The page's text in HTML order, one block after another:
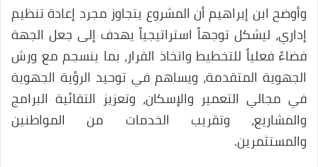
وأوضح ابن إبراهيم أن المشروع يتجاوز مجرد إعادة تنظيم
إداري، ليشكل توجهاً استراتيجياً يهدف إلى جعل الجهة
فضاءً فعلياً للتخطيط واتخاذ القرار، بما ينسجم مع ورش
الجهوية المتقدمة، ويساهم في توحيد الرؤية الجهوية
في مجالي التعمير والإسكان، وتعزيز التقائية البرامج
والمشاريع، وتقريب الخدمات من المواطنين
والمستثمرين.